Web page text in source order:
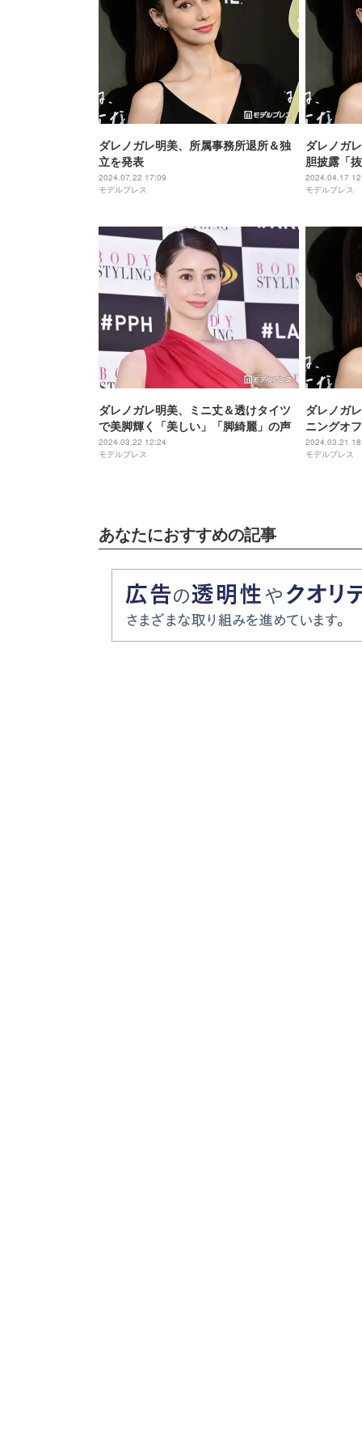
ダレノガレ明美、所属事務所退所＆独
立を発表
2024.07.22 17:09
モデルプレス
ダレノガ
胆披露「
みたい」
2024.04.17
モデルプレス
ダレノガレ明美、ミニ丈＆透けタイツ
で美脚輝く「美しい」「脚綺麗」の声
2024.03.22 12:24
モデルプレス
ダレノガ
ニングオ
「ストイ
2024.03.21
モデルプレス
あなたにおすすめの記事